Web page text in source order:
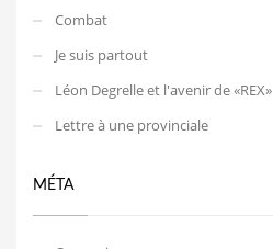
Combat
Je suis partout
Léon Degrelle et l'avenir de «REX»
Lettre à une provinciale
MÉTA